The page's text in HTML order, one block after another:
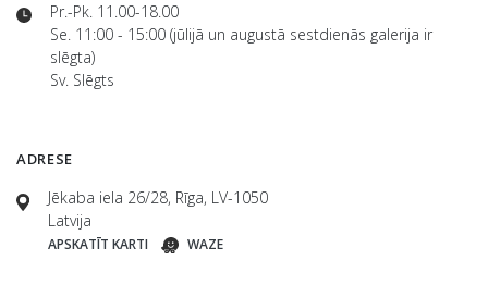
Pr.-Pk. 11.00-18.00
Se. 11:00 - 15:00 (jūlijā un augustā sestdienās galerija ir
slēgta)
Sv. Slēgts
ADRESE
Jēkaba iela 26/28, Rīga, LV-1050
Latvija
APSKATĪT KARTI WAZE